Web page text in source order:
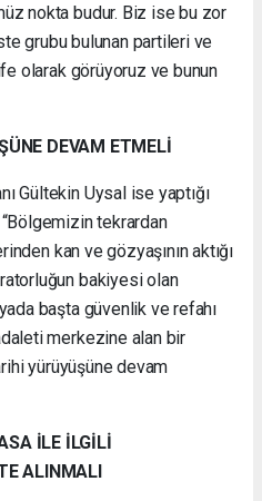
nokta budur. Biz ise bu zor
grubu bulunan partileri ve
olarak görüyoruz ve bunun
DEVAM ETMELİ
Gültekin Uysal ise yaptığı
tekrardan
kan ve gözyaşının aktığı
bakiyesi olan
başta güvenlik ve refahı
merkezine alan bir
yürüyüşüne devam
İLE İLGİLİ
ALINMALI